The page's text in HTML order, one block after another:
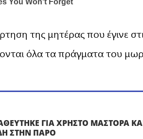
της μητέρας που έγινε
όλα τα πράγματα του
ΓΙΑ ΧΡΗΣΤΟ ΜΑΣΤΟΡΑ
ΣΤΗΝ ΠΑΡΟ